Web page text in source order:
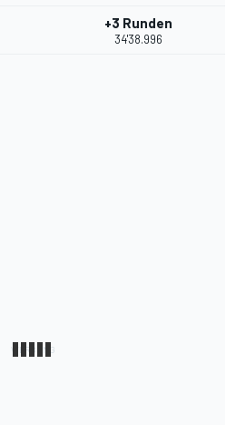
+3 Runden
34'38.996